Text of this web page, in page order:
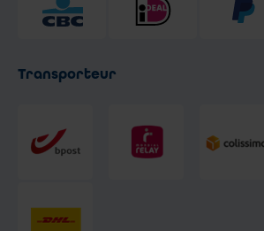
Transporteur